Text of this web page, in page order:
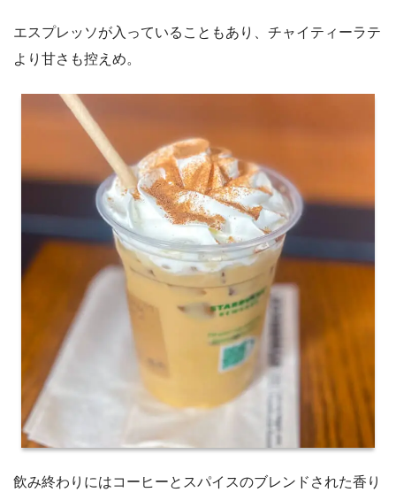
エスプレッソが入っていることもあり、チャイティーラテ
より甘さも控えめ。
飲み終わりにはコーヒーとスパイスのブレンドされた香り